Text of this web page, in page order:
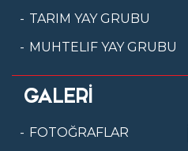
TARIM YAY GRUBU
MUHTELIF YAY GRUBU
GALERİ
FOTOĞRAFLAR